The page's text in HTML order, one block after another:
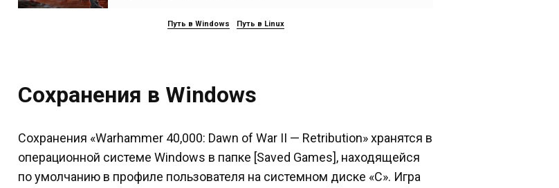
Путь в Windows Путь в Linux
Сохранения в Windows
Сохранения «Warhammer 40,000: Dawn of War II — Retribution» хранятся в
операционной системе Windows в папке [Saved Games], находящейся
по умолчанию в профиле пользователя на системном диске «C». Игра